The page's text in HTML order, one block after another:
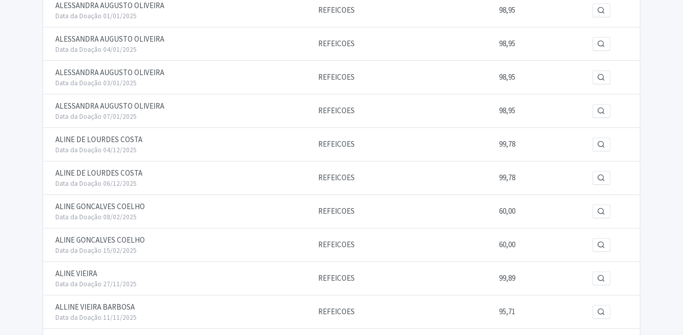
ALESSANDRA AUGUSTO OLIVEIRA
Data da Doação 01/01/2025
REFEICOES 98,95
ALESSANDRA AUGUSTO OLIVEIRA
Data da Doação 04/01/2025
REFEICOES 98,95
ALESSANDRA AUGUSTO OLIVEIRA
Data da Doação 03/01/2025
REFEICOES 98,95
ALESSANDRA AUGUSTO OLIVEIRA
Data da Doação 07/01/2025
REFEICOES 98,95
ALINE DE LOURDES COSTA
Data da Doação 04/12/2025
REFEICOES 99,78
ALINE DE LOURDES COSTA
Data da Doação 06/12/2025
REFEICOES 99,78
ALINE GONCALVES COELHO
Data da Doação 08/02/2025
REFEICOES 60,00
ALINE GONCALVES COELHO
Data da Doação 15/02/2025
REFEICOES 60,00
ALINE VIEIRA
Data da Doação 27/11/2025
REFEICOES 99,89
ALLINE VIEIRA BARBOSA
Data da Doação 11/11/2025
REFEICOES 95,71